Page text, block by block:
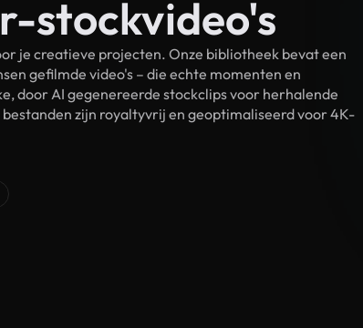
stockvideo's
je creatieve projecten. Onze bibliotheek bevat een
gefilmde video's – die echte momenten en
door AI gegenereerde stockclips voor herhalende
zijn royaltyvrij en geoptimaliseerd voor 4K-